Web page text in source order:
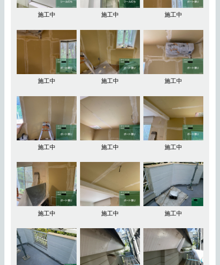
施工中 施工中 施工中
施工中 施工中 施工中
施工中 施工中 施工中
施工中 施工中 施工中